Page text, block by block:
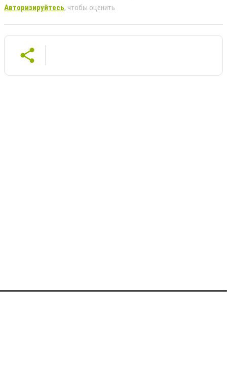
Авторизируйтесь, чтобы оценить